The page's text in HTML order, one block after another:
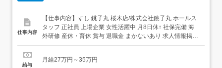
仕事内容
【仕事内容】すし 銚子丸 桜木店/株式会社銚子丸 ホールス
タッフ 正社員 上場企業 女性活躍中 月8日休↑ 社保完備 海
外研修 産休・育休 賞与 退職金 まかないあり 求人情報掲載
期間:2026/07/16～2026/08/20 求人情報 店舗の特徴 上場企
桜木北1-2-3 交 通 千葉都市モノ...
給与
月給27万円～35万円